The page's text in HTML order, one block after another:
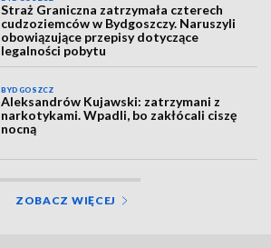
Straż Graniczna zatrzymała czterech
cudzoziemców w Bydgoszczy. Naruszyli
obowiązujące przepisy dotyczące
legalności pobytu
BYDGOSZCZ
Aleksandrów Kujawski: zatrzymani z
narkotykami. Wpadli, bo zakłócali ciszę
nocną
ZOBACZ WIĘCEJ